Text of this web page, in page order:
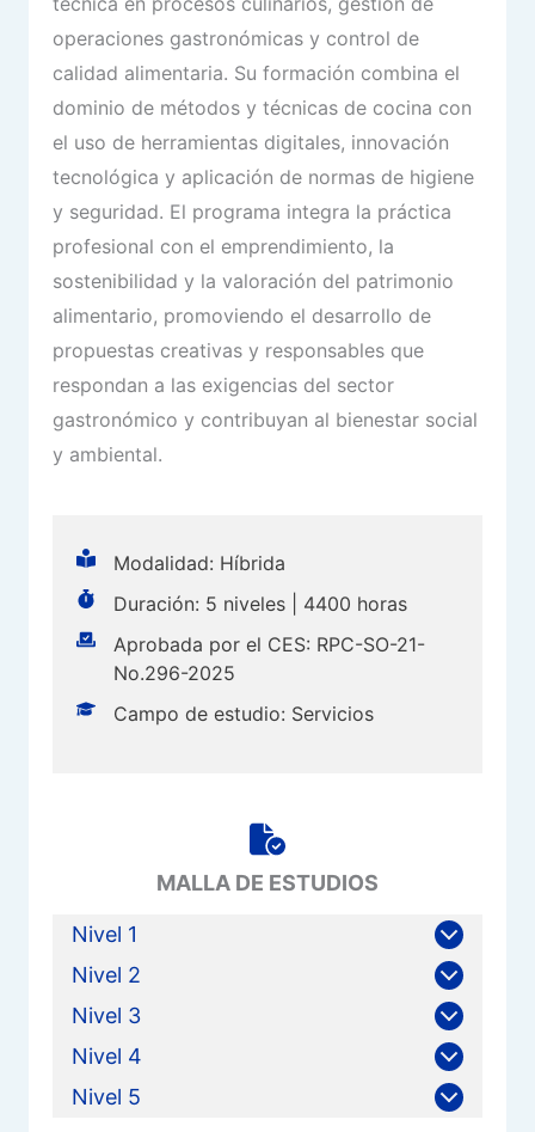
operaciones gastronómicas y control de
calidad alimentaria. Su formación combina el
dominio de métodos y técnicas de cocina con
el uso de herramientas digitales, innovación
tecnológica y aplicación de normas de higiene
y seguridad. El programa integra la práctica
profesional con el emprendimiento, la
sostenibilidad y la valoración del patrimonio
alimentario, promoviendo el desarrollo de
propuestas creativas y responsables que
respondan a las exigencias del sector
gastronómico y contribuyan al bienestar social
y ambiental.
Modalidad: Híbrida
Duración: 5 niveles | 4400 horas
Aprobada por el CES: RPC-SO-21-
No.296-2025
Campo de estudio: Servicios
MALLA DE ESTUDIOS
Nivel 1
Nivel 2
Nivel 3
Nivel 4
Nivel 5